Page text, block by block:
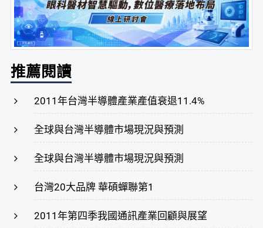
推薦閱讀
2011年台灣半導體產業產值衰退11.4%
全球與台灣半導體市場現況與預測
全球與台灣半導體市場現況與預測
台灣20大品牌 華碩蟬聯第1
2011年第四季我國通訊產業回顧與展望